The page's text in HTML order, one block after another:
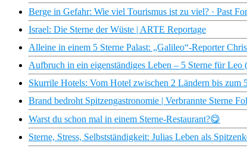
Berge in Gefahr: Wie viel Tourismus ist zu viel? · Past
Israel: Die Sterne der Wüste | ARTE Reportage
Alleine in einem 5 Sterne Palast: „Galileo“-Reporter
Aufbruch in ein eigenständiges Leben – 5 Sterne für Leo
Skurrile Hotels: Vom Hotel zwischen 2 Ländern bis zum
Brand bedroht Spitzengastronomie | Verbrannte Sterne
Warst du schon mal in einem Sterne-Restaurant?😋
Sterne, Stress, Selbstständigkeit: Julias Leben als